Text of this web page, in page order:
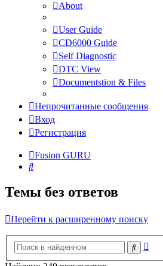
About
User Guide
CD6000 Guide
Self Diagnostic
DTC View
Documentstion & Files
Непрочитанные сообщения
Вход
Регистрация
Fusion GURU
Поиск
Темы без ответов
Перейти к расширенному поиску
Поиск